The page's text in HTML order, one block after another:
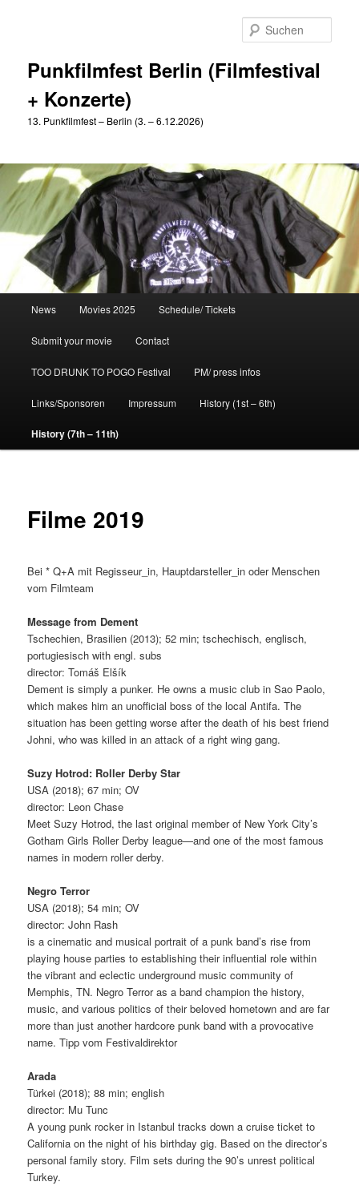
Punkfilmfest Berlin (Filmfestival
+ Konzerte)
13. Punkfilmfest – Berlin (3. – 6.12.2026)
News Movies 2025 Schedule/ Tickets
Submit your movie Contact
TOO DRUNK TO POGO Festival PM/ press infos
Links/Sponsoren Impressum History (1st – 6th)
History (7th – 11th)
Filme 2019
Bei * Q+A mit Regisseur_in, Hauptdarsteller_in oder Menschen
vom Filmteam
Message from Dement
Tschechien, Brasilien (2013); 52 min; tschechisch, englisch,
portugiesisch with engl. subs
director: Tomáš Elšík
Dement is simply a punker. He owns a music club in Sao Paolo,
which makes him an unofficial boss of the local Antifa. The
situation has been getting worse after the death of his best friend
Johni, who was killed in an attack of a right wing gang.
Suzy Hotrod: Roller Derby Star
USA (2018); 67 min; OV
director: Leon Chase
Meet Suzy Hotrod, the last original member of New York City’s
Gotham Girls Roller Derby league—and one of the most famous
names in modern roller derby.
Negro Terror
USA (2018); 54 min; OV
director: John Rash
is a cinematic and musical portrait of a punk band’s rise from
playing house parties to establishing their influential role within
the vibrant and eclectic underground music community of
Memphis, TN. Negro Terror as a band champion the history,
music, and various politics of their beloved hometown and are far
more than just another hardcore punk band with a provocative
name. Tipp vom Festivaldirektor
Arada
Türkei (2018); 88 min; english
director: Mu Tunc
A young punk rocker in Istanbul tracks down a cruise ticket to
California on the night of his birthday gig. Based on the director’s
personal family story. Film sets during the 90’s unrest political
Turkey.